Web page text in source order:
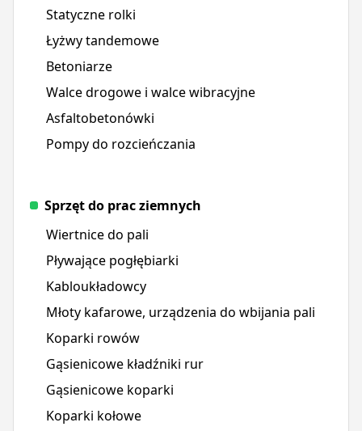
Statyczne rolki
Łyżwy tandemowe
Betoniarze
Walce drogowe i walce wibracyjne
Asfaltobetonówki
Pompy do rozcieńczania
Sprzęt do prac ziemnych
Wiertnice do pali
Pływające pogłębiarki
Kabloukładowcy
Młoty kafarowe, urządzenia do wbijania pali
Koparki rowów
Gąsienicowe kładźniki rur
Gąsienicowe koparki
Koparki kołowe